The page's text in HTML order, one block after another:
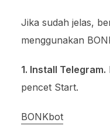
Jika sudah jelas,
menggunakan
1. Install Telegram.
pencet Start.
BONKbot